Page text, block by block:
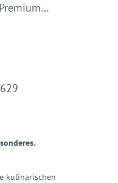
kulinarischen